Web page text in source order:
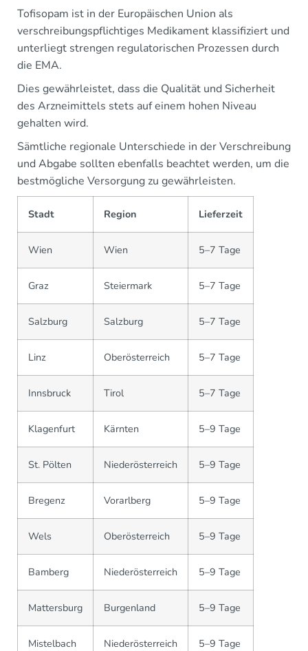
Tofisopam ist in der Europäischen Union als
verschreibungspflichtiges Medikament klassifiziert und
unterliegt strengen regulatorischen Prozessen durch
die EMA.
Dies gewährleistet, dass die Qualität und Sicherheit
des Arzneimittels stets auf einem hohen Niveau
gehalten wird.
Sämtliche regionale Unterschiede in der Verschreibung
und Abgabe sollten ebenfalls beachtet werden, um die
bestmögliche Versorgung zu gewährleisten.
Stadt Region Lieferzeit
Wien Wien 5–7 Tage
Graz Steiermark 5–7 Tage
Salzburg Salzburg 5–7 Tage
Linz Oberösterreich 5–7 Tage
Innsbruck Tirol 5–7 Tage
Klagenfurt Kärnten 5–9 Tage
St. Pölten Niederösterreich 5–9 Tage
Bregenz Vorarlberg 5–9 Tage
Wels Oberösterreich 5–9 Tage
Bamberg Niederösterreich 5–9 Tage
Mattersburg Burgenland 5–9 Tage
Mistelbach Niederösterreich 5–9 Tage